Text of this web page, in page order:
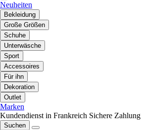
Neuheiten
Bekleidung
Große Größen
Schuhe
Unterwäsche
Sport
Accessoires
Für ihn
Dekoration
Outlet
Marken
Kundendienst in Frankreich Sichere Zahlung
Suchen